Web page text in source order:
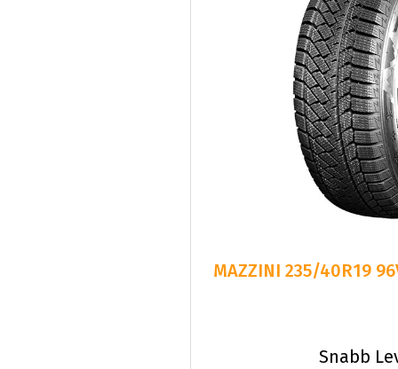
MAZZINI 235/40R19
Snabb